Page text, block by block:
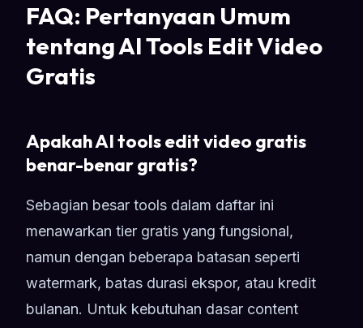
FAQ: Pertanyaan Umum
tentang AI Tools Edit Video
Gratis
Apakah AI tools edit video gratis
benar-benar gratis?
Sebagian besar tools dalam daftar ini
menawarkan tier gratis yang fungsional,
namun dengan beberapa batasan seperti
watermark, batas durasi ekspor, atau kredit
bulanan. Untuk kebutuhan dasar content